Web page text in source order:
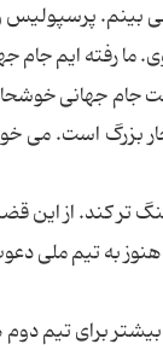
بینم.
رفته ایم جام
جام جهانى
بزرگ است. مى
تر كند. از این
به تیم ملى
براى تیم